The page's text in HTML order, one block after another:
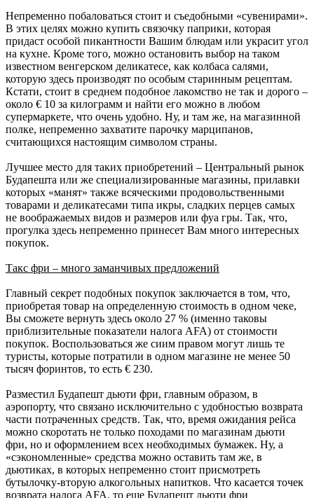
Непременно побаловаться стоит и съедобными «сувенирами».
В этих целях можно купить связочку паприки, которая
придаст особой пикантности Вашим блюдам или украсит угол
на кухне. Кроме того, можно остановить выбор на таком
известном венгерском деликатесе, как колбаса салями,
которую здесь производят по особым старинным рецептам.
Кстати, стоит в среднем подобное лакомство не так и дорого –
около € 10 за килограмм и найти его можно в любом
супермаркете, что очень удобно. Ну, и там же, на магазинной
полке, непременно захватите парочку марципанов,
считающихся настоящим символом страны.
Лучшее место для таких приобретений – Центральный рынок
Будапешта или же специализированные магазины, прилавки
которых «манят» также всяческими продовольственными
товарами и деликатесами типа икры, сладких перцев самых
не воображаемых видов и размеров или фуа гры. Так, что,
прогулка здесь непременно принесет Вам много интересных
покупок.
Такс фри – много заманчивых предложений
Главный секрет подобных покупок заключается в том, что,
приобретая товар на определенную стоимость в одном чеке,
Вы сможете вернуть здесь около 27 % (именно таковы
приблизительные показатели налога AFA) от стоимости
покупок. Воспользоваться же сиим правом могут лишь те
туристы, которые потратили в одном магазине не менее 50
тысяч форинтов, то есть € 230.
Разместил Будапешт дьюти фри, главным образом, в
аэропорту, что связано исключительно с удобностью возврата
части потраченных средств. Так, что, время ожидания рейса
можно скоротать не только походами по магазинам дьюти
фри, но и оформлением всех необходимых бумажек. Ну, а
«сэкономленные» средства можно оставить там же, в
дьютиках, в которых непременно стоит присмотреть
бутылочку-вторую алкогольных напитков. Что касается точек
возврата налога AFA, то еще Будапешт дьюти фри